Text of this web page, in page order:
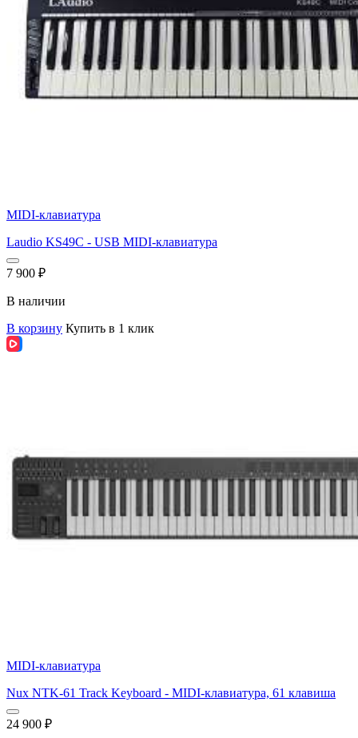
MIDI-клавиатура
Laudio KS49C - USB MIDI-клавиатура
7 900 ₽
В наличии
В корзину Купить в 1 клик
MIDI-клавиатура
Nux NTK-61 Track Keyboard - MIDI-клавиатура, 61 клавиша
24 900 ₽